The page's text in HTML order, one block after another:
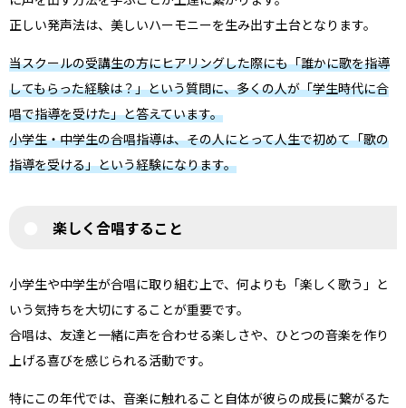
正しい発声法は、美しいハーモニーを生み出す土台となります。
当スクールの受講生の方にヒアリングした際にも「誰かに歌を指導
してもらった経験は？」という質問に、多くの人が「学生時代に合
唱で指導を受けた」と答えています。
小学生・中学生の合唱指導は、その人にとって人生で初めて「歌の
指導を受ける」という経験になります。
楽しく合唱すること
小学生や中学生が合唱に取り組む上で、何よりも「楽しく歌う」と
いう気持ちを大切にすることが重要です。
合唱は、友達と一緒に声を合わせる楽しさや、ひとつの音楽を作り
上げる喜びを感じられる活動です。
特にこの年代では、音楽に触れること自体が彼らの成長に繋がるた